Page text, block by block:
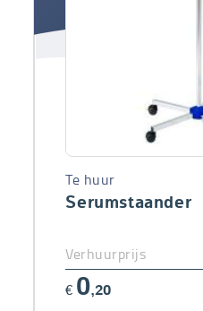
Serumstaander
Te huur
Verhuurprijs
€ 0,20